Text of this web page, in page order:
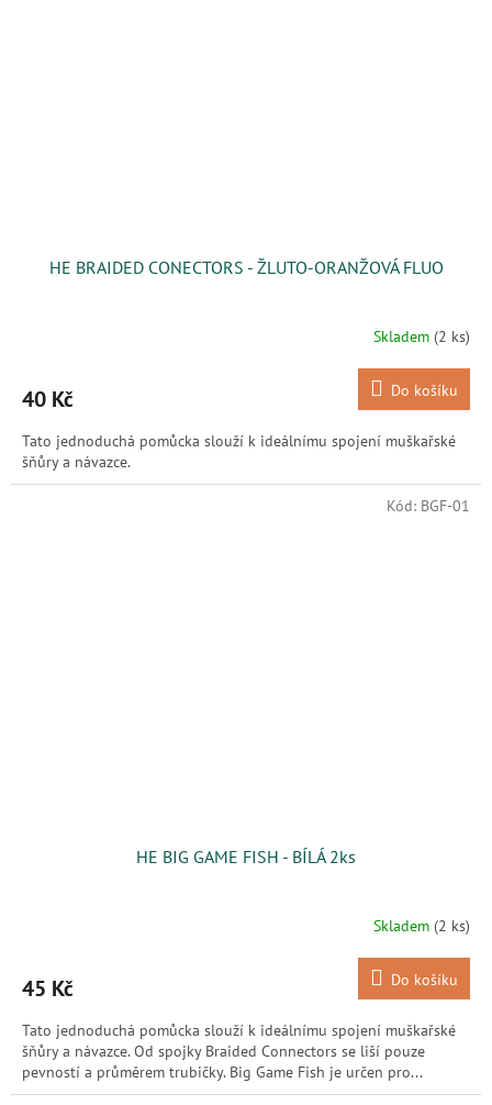
HE BRAIDED CONECTORS - ŽLUTO-ORANŽOVÁ FLUO
Skladem (2 ks)
40 Kč Do košíku
Tato jednoduchá pomůcka slouží k ideálnímu spojení muškařské
šňůry a návazce.
HE BIG GAME FISH - BÍLÁ 2ks
Skladem (2 ks)
45 Kč Do košíku
Tato jednoduchá pomůcka slouží k ideálnímu spojení muškařské
šňůry a návazce. Od spojky Braided Connectors se liší pouze
pevností a průměrem trubičky. Big Game Fish je určen pro...
Kód: BGF-01